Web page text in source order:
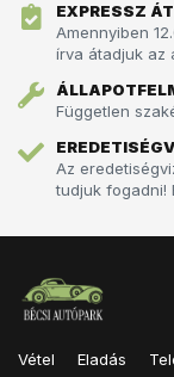
EXPRESSZ
Amennyiben
írva átadjuk az
Független
Az
tudjuk fogadni!
Vétel Eladás